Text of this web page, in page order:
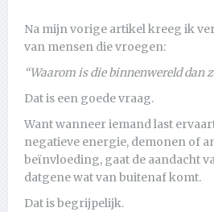
Na mijn vorige artikel kreeg ik
van mensen die vroegen:
“Waarom is die binnenwereld dan
Dat is een goede vraag.
Want wanneer iemand last
negatieve energie, demonen of
beïnvloeding, gaat de aandacht
datgene wat van buitenaf komt.
Dat is begrijpelijk.